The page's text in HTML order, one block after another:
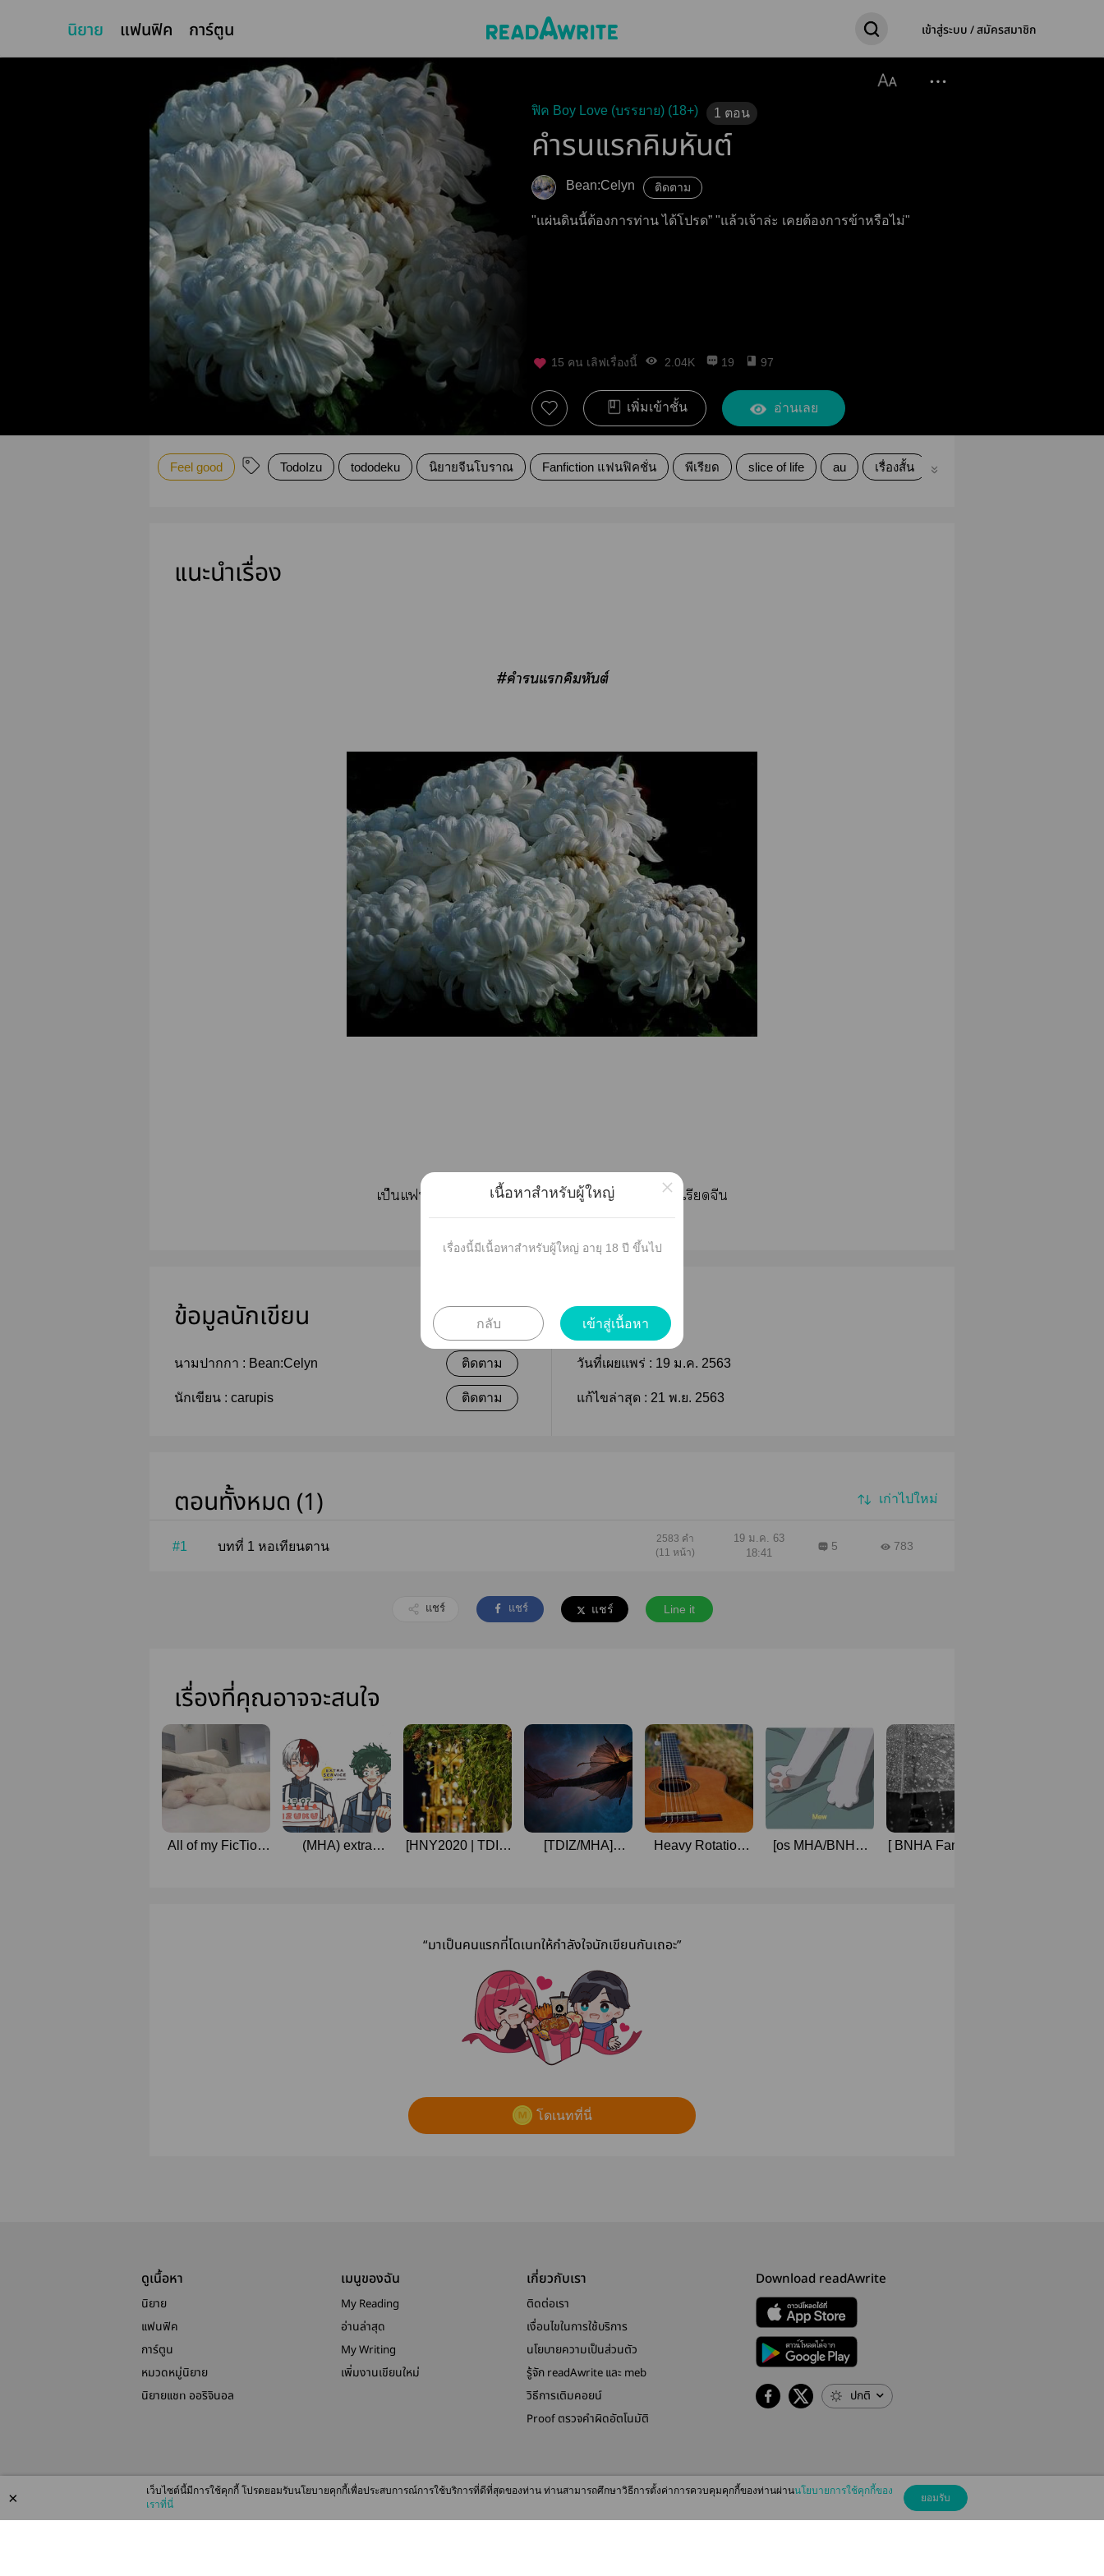
นิยาย แฟนฟิค การ์ตูน เข้าสู่ระบบ / สมัครสมาชิก
ฟิค Boy Love (บรรยาย) (18+) 1 ตอน
คำรนแรกคิมหันต์
Bean:Celyn ติดตาม
"แผ่นดินนี้ต้องการท่าน ได้โปรด” "แล้วเจ้าล่ะ เคยต้องการข้าหรือไม่"
15 คน เลิฟเรื่องนี้ 2.04K 19 97
เพิ่มเข้าชั้น อ่านเลย
Feel good TodoIzu tododeku นิยายจีนโบราณ Fanfiction แฟนฟิคชั่น พีเรียด slice of life au เรื่องสั้น
แนะนำเรื่อง
#คำรนแคิมหันต์
เป็นแฟิายฮีโร่อะาเเมีย คู่โโอิซึค่ะ AU พีเรียดจีน
ข้อมูลนักเขียน
นามปากกา : Bean:Celyn ติดตาม
นักเขียน : carupis ติดตาม
เผยแพร่
วันที่เผยแพร่ : 19 ม.ค. 2563
แก้ไขล่าสุด : 21 พ.ย. 2563
ตอนทั้งหมด (1) เก่าไปใหม่
#1 บทที่ 1 หอเทียนตาน
2583 คำ
(11 หน้า)
19 ม.ค. 63
18:41
5 783
แชร์ แชร์ แชร์ Line it
เรื่องที่คุณอาจจะสนใจ
All of my FicTion
(MHA) extra
[HNY2020 | TDIZ]
[TDIZ/MHA]
Heavy Rotation
[os MHA/BNHA]
[ BNHA Fanfiction
“มาเป็นคนแรกที่โดเนทให้กำลังใจนักเขียนกันเถอะ”
โดเนทที่นี่
ดูเนื้อหา
นิยาย
แฟนฟิค
การ์ตูน
หมวดหมู่นิยาย
นิยายแชท ออริจินอล
เมนูของฉัน
My Reading
อ่านล่าสุด
My Writing
เพิ่มงานเขียนใหม่
เกี่ยวกับเรา
ติดต่อเรา
เงื่อนไขในการใช้บริการ
นโยบายความเป็นส่วนตัว
รู้จัก readAwrite และ meb
วิธีการเติมคอยน์
Proof ตรวจคำผิดอัตโนมัติ
Download readAwrite
ปกติ
© 2026 readAwrite.com by MEB Corporation Public Company Limited
This site is protected by reCAPTCHA and the Google
× เว็บไซต์นี้มีการใช้คุกกี้ โปรดยอมรับนโยบายคุกกี้เพื่อประสบการณ์การใช้บริการที่ดีที่สุดของท่าน ท่านสามารถศึกษาวิธีการตั้งค่าการควบคุมคุกกี้ของท่านผ่านนโยบายการใช้คุกกี้ของ
เราที่นี่
ยอมรับ
เนื้อหาสำหรับผู้ใหญ่
เรื่องนี้มีเนื้อหาสำหรับผู้ใหญ่ อายุ 18 ปี ขึ้นไป
กลับ เข้าสู่เนื้อหา
×